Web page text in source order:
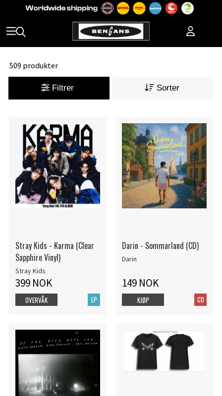
509 produkter
Filtrer Sorter
Stray Kids - Karma (Clear
Sapphire Vinyl)
Stray Kids
399 NOK
LP
OVERVÅK
Darin - Sommarland (CD)
Darin
149 NOK
CD
KJØP